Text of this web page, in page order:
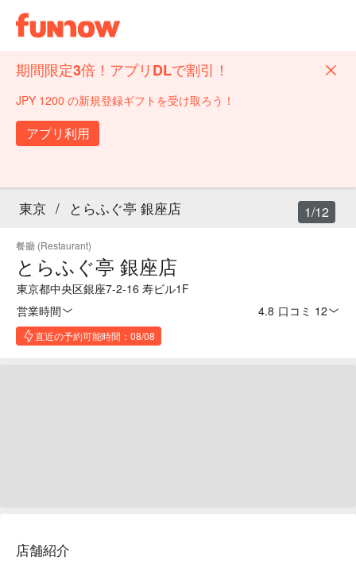
期間限定3倍！アプリDLで割引！
JPY 1200 の新規登録ギフトを受け取ろう！
アプリ利用
東京 / とらふぐ亭 銀座店
餐廳 (Restaurant)
とらふぐ亭 銀座店
東京都中央区銀座7-2-16 寿ビル1F
営業時間
4.8 口コミ 12
直近の予約可能時間：08/08
1/12
店舗紹介